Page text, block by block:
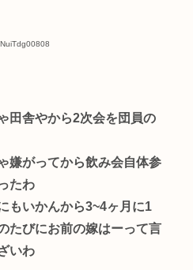
田舎やから2次会を団員の
嫌がってから飲み会自体参
たわ
もいかんから3~4ヶ月に1
たびにお前の嫁はーって言
いわ